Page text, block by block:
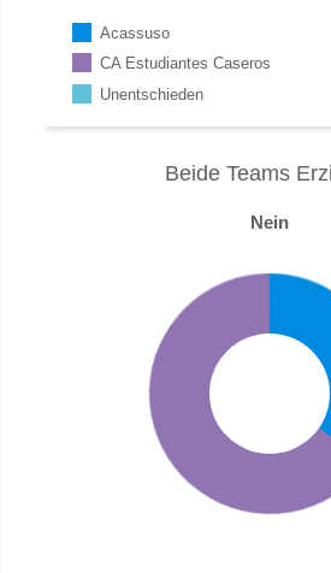
Acassuso
CA Estudiantes Caseros
Unentschieden
Beide Teams
Nein